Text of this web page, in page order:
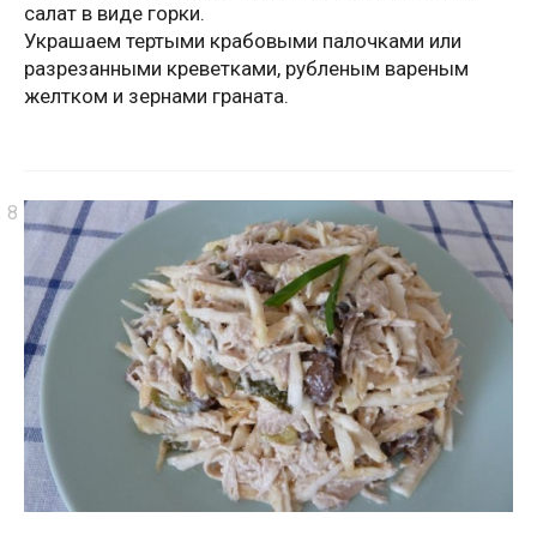
салат в виде горки.
Украшаем тертыми крабовыми палочками или
разрезанными креветками, рубленым вареным
желтком и зернами граната.